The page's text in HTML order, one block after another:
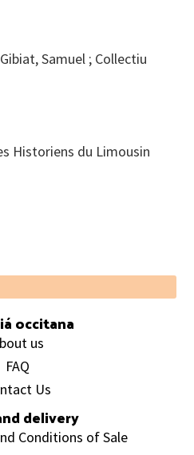
Samuel ; Collectiu
Historiens du Limousin
occitana
us
FAQ
Us
delivery
Conditions of Sale